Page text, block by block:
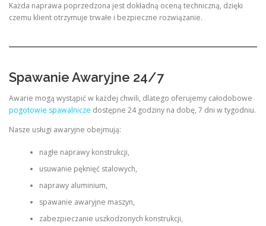
Każda naprawa poprzedzona jest dokładną oceną techniczną, dzięki
czemu klient otrzymuje trwałe i bezpieczne rozwiązanie.
Spawanie Awaryjne 24/7
Awarie mogą wystąpić w każdej chwili, dlatego oferujemy całodobowe
pogotowie spawalnicze dostępne 24 godziny na dobę, 7 dni w tygodniu.
Nasze usługi awaryjne obejmują:
nagłe naprawy konstrukcji,
usuwanie pęknięć stalowych,
naprawy aluminium,
spawanie awaryjne maszyn,
zabezpieczanie uszkodzonych konstrukcji,